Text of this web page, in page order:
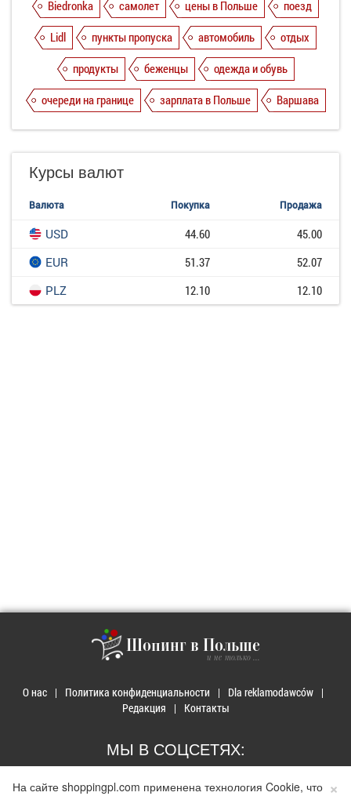
Biedronka
самолет цены в Польше
поезд
Lidl
пункты пропуска автомобиль
отдых
продукты
беженцы
одежда и обувь
очереди на границе
зарплата в Польше Варшава
Курсы валют
Валюта Покупка Продажа
USD 44.60
45.00
EUR
51.37
52.07
PLZ
12.10 12.10
Шопинг в Польше
и не только ...
О нас Политика конфиденциальности
Dla reklamodawców
Редакция
Контакты
МЫ В СОЦСЕТЯХ:
×
На сайте shoppingpl.com применена технология Cookie, что